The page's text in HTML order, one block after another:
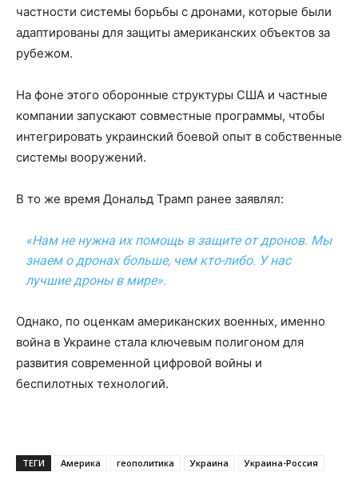
частности системы борьбы с дронами, которые были
адаптированы для защиты американских объектов за
рубежом.
На фоне этого оборонные структуры США и частные
компании запускают совместные программы, чтобы
интегрировать украинский боевой опыт в собственные
системы вооружений.
В то же время Дональд Трамп ранее заявлял:
«Нам не нужна их помощь в защите от дронов. Мы
знаем о дронах больше, чем кто-либо. У нас
лучшие дроны в мире».
Однако, по оценкам американских военных, именно
война в Украине стала ключевым полигоном для
развития современной цифровой войны и
беспилотных технологий.
ТЕГИ Америка геополитика Украина Украина-Россия